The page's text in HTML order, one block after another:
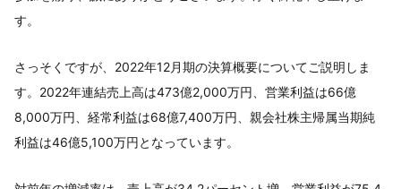
す。
さっそくですが、2022年12月期の決算概要についてご説明しま
す。2022年連結売上高は473億2,000万円、営業利益は66億
8,000万円、経常利益は68億7,400万円、親会社株主帰属当期純
利益は46億5,100万円となっています。